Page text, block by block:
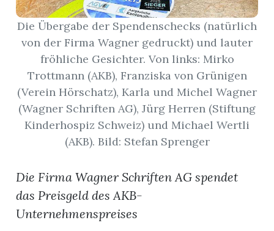
Die Übergabe der Spendenschecks (natürlich
von der Firma Wagner gedruckt) und lauter
fröhliche Gesichter. Von links: Mirko
Trottmann (AKB), Franziska von Grünigen
(Verein Hörschatz), Karla und Michel Wagner
(Wagner Schriften AG), Jürg Herren (Stiftung
Kinderhospiz Schweiz) und Michael Wertli
(AKB). Bild: Stefan Sprenger
Die Firma Wagner Schriften AG spendet
das Preisgeld des AKB-
Unternehmenspreises